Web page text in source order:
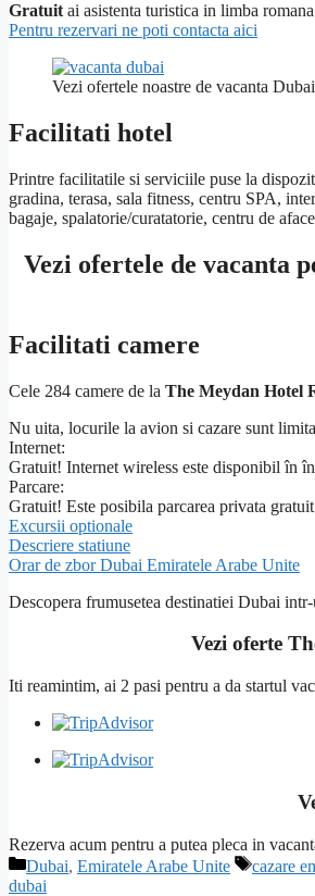
Gratuit ai asistenta turistica in limba
Pentru rezervari ne poti contacta aici
Vezi ofertele noastre de vacanta Dubai
Facilitati hotel
Printre facilitatile si serviciile puse la
gradina, terasa, sala fitness, centru SPA,
bagaje, spalatorie/curatatorie, centru de
Vezi ofertele de vacanta
Facilitati camere
Cele 284 camere de la The Meydan Hotel
Nu uita, locurile la avion si cazare sunt
Internet:
Gratuit! Internet wireless este disponibil în
Parcare:
Gratuit! Este posibila parcarea privata
Excursii optionale
Descriere statiune
Orar de zbor Dubai Emiratele Arabe Unite
Descopera frumusetea destinatiei Dubai
Vezi oferte
Iti reamintim, ai 2 pasi pentru a da startul
Rezerva acum pentru a putea pleca in
Categorii
Dubai, Emiratele Arabe Unite Etichete
cazare
dubai